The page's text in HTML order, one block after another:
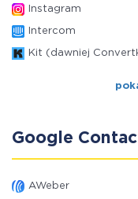
Instagram
Intercom
Kit (dawniej
Google
AWeber